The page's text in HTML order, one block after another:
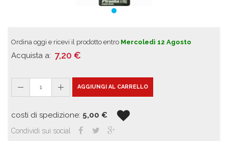
Ordina oggi e ricevi il prodotto entro Mercoledì 12 Agosto
Acquista a: 7,20 €
1 AGGIUNGI AL CARRELLO
costi di spedizione: 5,00 €
Condividi sui social